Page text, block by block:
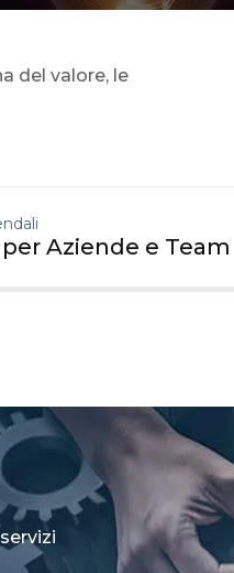
del valore, le
Aziende e Team